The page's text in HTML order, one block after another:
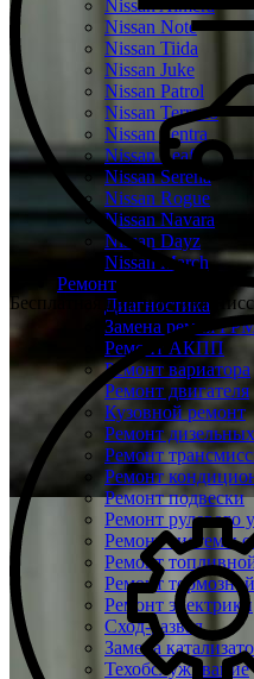
Nissan Almera
Nissan Note
Nissan Tiida
Nissan Juke
Nissan Patrol
Nissan Terrano
Nissan Sentra
Nissan Leaf
Nissan Serena
Nissan Rogue
Nissan Navara
Nissan Dayz
Nissan March
Ремонт
Диагностика
Замена ремня
Ремонт АКПП
Ремонт вариатора
Ремонт двигателя
Кузовной ремонт
Ремонт
Ремонт
Ремонт
Ремонт подвески
Ремонт рулевого
Ремонт системы
Ремонт
Ремонт
Ремонт электрики
Сход-развал
Замена
Техобслуживание
Бесплатная диагностика